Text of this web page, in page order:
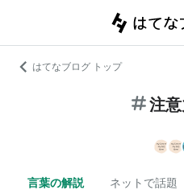
はてなブログ トップ
注
言葉の解説 ネットで話題